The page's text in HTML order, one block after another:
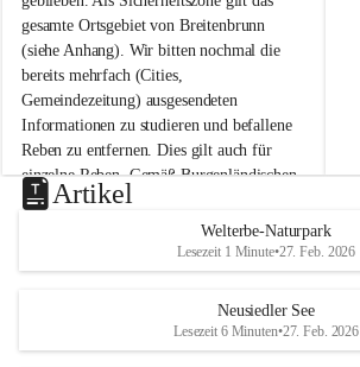
r
u
n
n
a
m
N
e
u
s
d
S
gesamte Ortsgebiet von Breitenbrunn
(siehe Anhang). Wir bitten nochmal die
bereits mehrfach (Cities,
Gemeindezeitung) ausgesendeten
Informationen zu studieren und befallene
Reben zu entfernen. Dies gilt auch für
einzelne Reben. Gemäß Burgenländischen
Weinbaugesetz sind nicht gepflegte oder
unzulässige Weingärten zu roden! Bitte
helfen wir zusammen um unsere Winzer
vor den prognostizierten Ernteausfällen
und den daraus folgenden wirtschaftlichen
u
e
d
r
S
Artikel
Welterbe-Naturpark
Lesezeit 1 Minute•27. Feb. 2026
Neusiedler See
Lesezeit 6 Minuten•27. Feb. 2026